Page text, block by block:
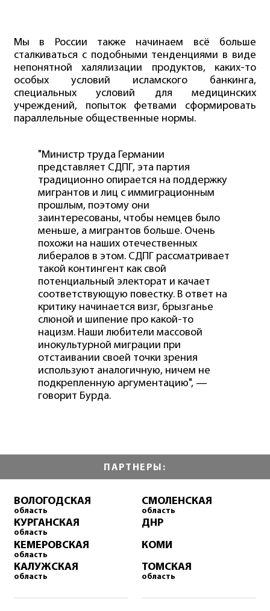
Мы в России также начинаем всё больше
сталкиваться с подобными тенденциями в виде
непонятной халялизации продуктов, каких-то
особых условий исламского банкинга,
специальных условий для медицинских
учреждений, попыток фетвами сформировать
параллельные общественные нормы.
"Министр труда Германии
представляет СДПГ, эта партия
традиционно опирается на поддержку
мигрантов и лиц с иммиграционным
прошлым, поэтому они
заинтересованы, чтобы немцев было
меньше, а мигрантов больше. Очень
похожи на наших отечественных
либералов в этом. СДПГ рассматривает
такой контингент как свой
потенциальный электорат и качает
соответствующую повестку. В ответ на
критику начинается визг, брызганье
слюной и шипение про какой-то
нацизм. Наши любители массовой
инокультурной миграции при
отстаивании своей точки зрения
используют аналогичную, ничем не
подкрепленную аргументацию", —
говорит Бурда.
ПАРТНЕРЫ:
ВОЛОГОДСКАЯ
область
КУРГАНСКАЯ
область
КЕМЕРОВСКАЯ
область
КАЛУЖСКАЯ
область
СМОЛЕНСКАЯ
область
ДНР
КОМИ
ТОМСКАЯ
область